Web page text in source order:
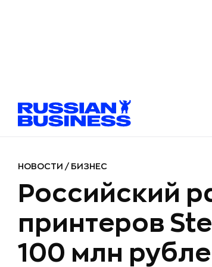
НОВОСТИ / БИЗНЕС
Российский
принтеров
100 млн